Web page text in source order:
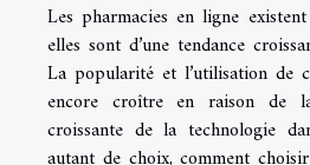
Les pharmacies en ligne
elles sont d’une tendance
La popularité et l’utilisation de
encore croître en raison de
croissante de la technologie